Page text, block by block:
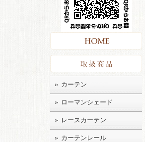
カーテン
ローマンシェード
レースカーテン
カーテンレール